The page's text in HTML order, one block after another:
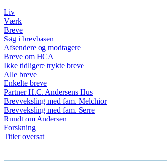
Liv
Værk
Breve
Søg i brevbasen
Afsendere og modtagere
Breve om HCA
Ikke tidligere trykte breve
Alle breve
Enkelte breve
Partner H.C. Andersens Hus
Brevveksling med fam. Melchior
Brevveksling med fam. Serre
Rundt om Andersen
Forskning
Titler oversat